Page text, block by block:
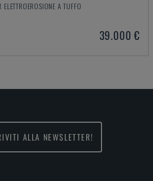
A TUFFO
39.000 €
ALLA NEWSLETTER!